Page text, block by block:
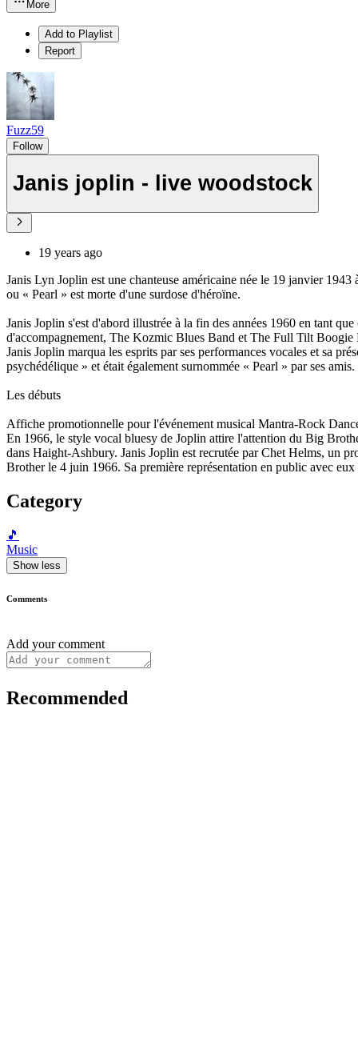
More
Add to Playlist
Report
Fuzz59
Follow
Janis joplin - live woodstock
19 years ago
Janis Lyn Joplin est une chanteuse américaine née le 19 janvier
ou « Pearl » est morte d'une surdose d'héroïne.
Janis Joplin s'est d'abord illustrée à la fin des années 1960 en tant
d'accompagnement, The Kozmic Blues Band et The Full Tilt Boogie
Janis Joplin marqua les esprits par ses performances vocales et sa
psychédélique » et était également surnommée « Pearl » par ses
Les débuts
Affiche promotionnelle pour l'événement musical Mantra-Rock
En 1966, le style vocal bluesy de Joplin attire l'attention du Big
dans Haight-Ashbury. Janis Joplin est recrutée par Chet Helms, un
Brother le 4 juin 1966. Sa première représentation en public avec
Category
🎵
Music
Show less
Comments
Add your comment
Recommended